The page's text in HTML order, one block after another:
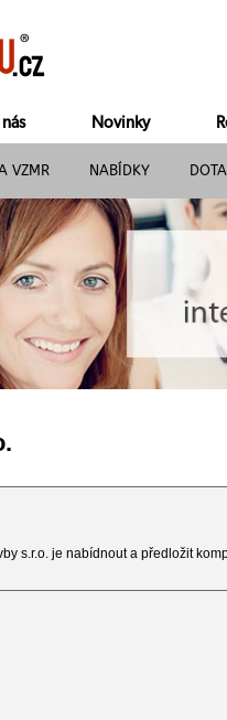
Novinky
VZMR NABÍDKY
s.r.o. je nabídnout a předložit